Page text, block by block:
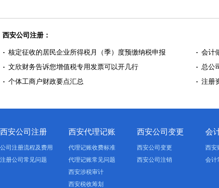
西安公司注册：
核定征收的居民企业所得税月（季）度预缴纳税申报
会计
文欣财务告诉您增值税专用发票可以开几行
总公
个体工商户财政要点汇总
注册
西安公司注册
公司注册流程及费用
注册公司常见问题
西安代理记账
代理记账收费标准
代理记账常见问题
西安涉税审计
西安税收筹划
西安公司变更
西安公司变更
西安公司注销
会
西安
会计